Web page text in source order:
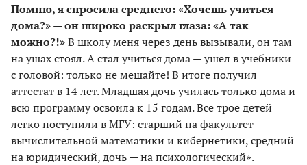
Помню, я спросила среднего: «Хочешь учиться
дома?» — он широко раскрыл глаза: «А так
можно?!»В школу меня через день вызывали, он там
на ушах стоял. А стал учиться дома — ушел в учебники
с головой: только не мешайте! В итоге получил
аттестат в 14 лет. Младшая дочь училась только дома и
всю программу освоила к 15 годам. Все трое детей
легко поступили в МГУ: старший на факультет
вычислительной математики и кибернетики, средний
на юридический, дочь — на психологический».